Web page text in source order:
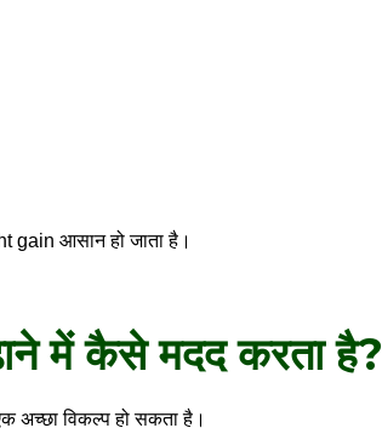
आसान हो जाता है।
में कैसे मदद करता है?
अच्छा विकल्प हो सकता है।